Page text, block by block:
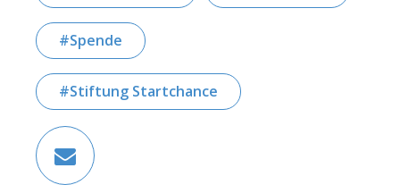
Spende
Stiftung Startchance